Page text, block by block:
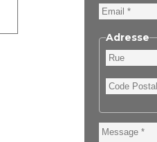
Email
Adresse
Rue
Code
Postal
Message